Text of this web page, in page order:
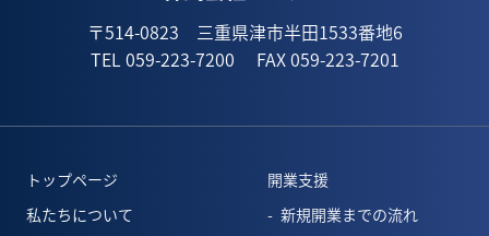
〒514-0823 三重県津市半田1533番地6
TEL 059-223-7200 FAX 059-223-7201
トップページ
私たちについて
開業支援
新規開業までの流れ